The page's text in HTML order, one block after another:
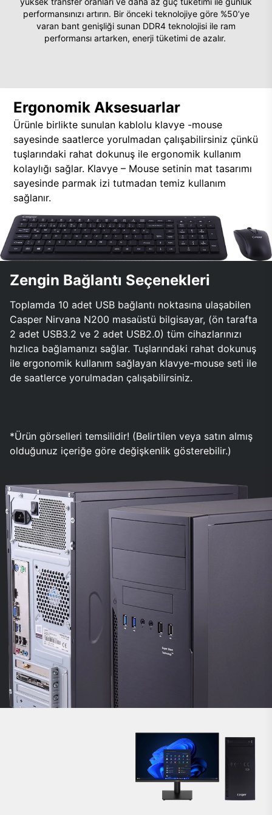
performansınızı artırın. Bir önceki teknolojiye göre %50’ye
varan bant genişliği sunan DDR4 teknolojisi ile ram
performansı artarken, enerji tüketimi de azalır.
Ergonomik Aksesuarlar
Ürünle birlikte sunulan kablolu klavye -mouse
sayesinde saatlerce yorulmadan çalışabilirsiniz çünkü
tuşlarındaki rahat dokunuş ile ergonomik kullanım
kolaylığı sağlar. Klavye – Mouse setinin mat tasarımı
sayesinde parmak izi tutmadan temiz kullanım
sağlanır.
Zengin Bağlantı Seçenekleri
Toplamda 10 adet USB bağlantı noktasına ulaşabilen
Casper Nirvana N200 masaüstü bilgisayar, (ön tarafta
2 adet USB3.2 ve 2 adet USB2.0) tüm cihazlarınızı
hızlıca bağlamanızı sağlar. Tuşlarındaki rahat dokunuş
ile ergonomik kullanım sağlayan klavye-mouse seti ile
de saatlerce yorulmadan çalışabilirsiniz.
*Ürün görselleri temsilidir! (Belirtilen veya satın almış
olduğunuz içeriğe göre değişkenlik gösterebilir.)